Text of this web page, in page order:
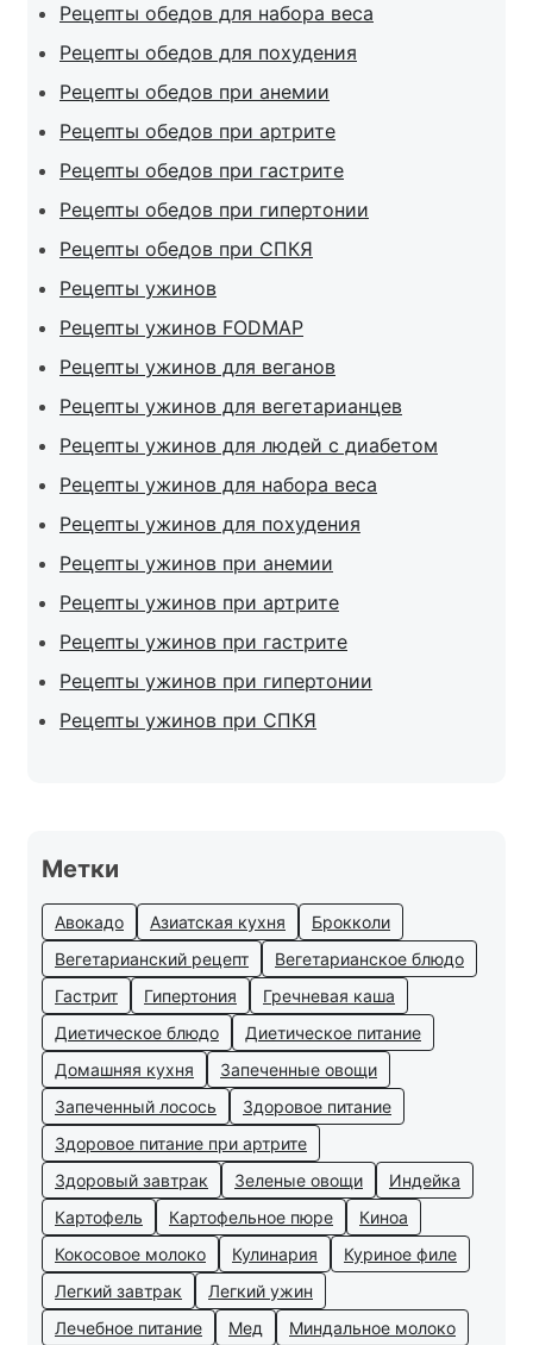
Рецепты обедов для набора веса
Рецепты обедов для похудения
Рецепты обедов при анемии
Рецепты обедов при артрите
Рецепты обедов при гастрите
Рецепты обедов при гипертонии
Рецепты обедов при СПКЯ
Рецепты ужинов
Рецепты ужинов FODMAP
Рецепты ужинов для веганов
Рецепты ужинов для вегетарианцев
Рецепты ужинов для людей с диабетом
Рецепты ужинов для набора веса
Рецепты ужинов для похудения
Рецепты ужинов при анемии
Рецепты ужинов при артрите
Рецепты ужинов при гастрите
Рецепты ужинов при гипертонии
Рецепты ужинов при СПКЯ
Метки
Авокадо Азиатская кухня
Брокколи
Вегетарианский рецепт
Вегетарианское блюдо
Гастрит
Гипертония
Гречневая каша
Диетическое блюдо
Диетическое питание
Домашняя кухня
Запеченные овощи
Запеченный лосось
Здоровое питание
Здоровое питание при артрите
Здоровый завтрак
Зеленые овощи
Индейка
Картофель
Картофельное пюре
Киноа
Кокосовое молоко
Кулинария
Куриное филе
Легкий завтрак
Легкий ужин
Лечебное питание
Мед
Миндальное молоко